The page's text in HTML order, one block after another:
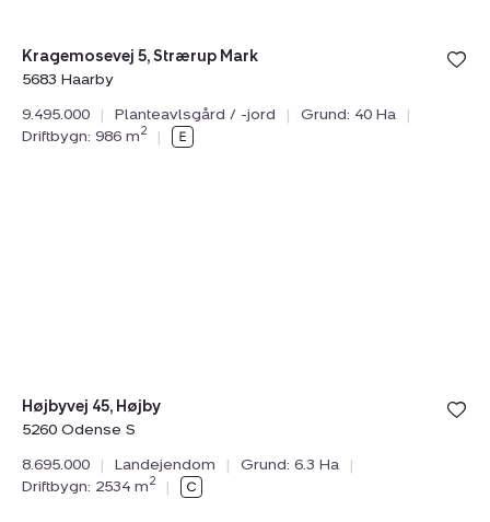
Haarby
Bolig er
under
Kragemosevej 5, Strærup Mark
5683 Haarby
9.495.000
| Planteavlsgård / -jord | Grund: 40 Ha
|
Driftbygn: 986 m2 |
Bolig er
under
Højbyvej 45, Højby
5260 Odense S
8.695.000
| Landejendom | Grund: 6.3 Ha
|
Driftbygn: 2534 m2 |